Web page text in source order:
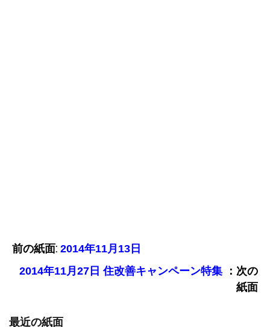
前の紙面: 2014年11月13日
2014年11月27日 住改善キャンペーン特集
：次の
紙面
最近の紙面